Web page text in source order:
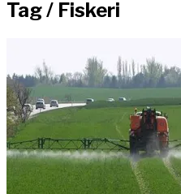
Tag / Fiskeri